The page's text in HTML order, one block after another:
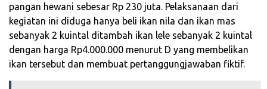
pangan hewani sebesar Rp 230 juta. Pelaksanaan dari
kegiatan ini diduga hanya beli ikan nila dan ikan mas
sebanyak 2 kuintal ditambah ikan lele sebanyak 2 kuintal
dengan harga Rp4.000.000 menurut D yang membelikan
ikan tersebut dan membuat pertanggungjawaban fiktif.